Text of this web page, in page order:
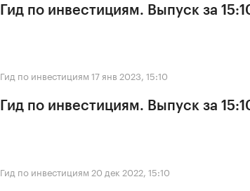
Гид по инвестициям. Выпуск за
Гид по инвестициям 17 янв 2023, 15:10
Гид по инвестициям. Выпуск за
Гид по инвестициям 20 дек 2022, 15:10